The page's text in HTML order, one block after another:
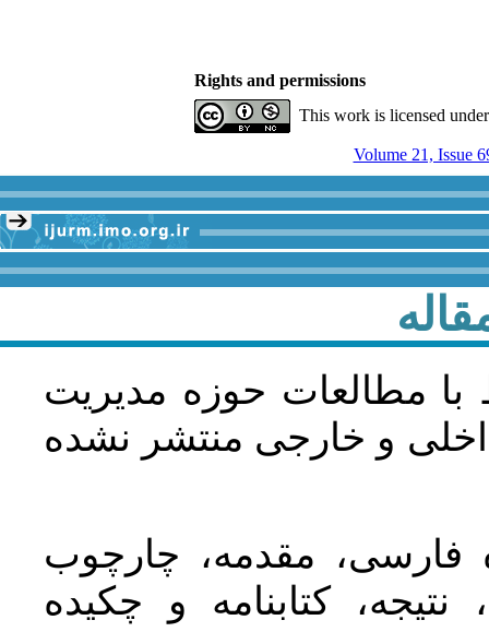
Rights and permissions
This work is licensed
Volume 21, Issue
با مطالعات حوزه مديريت
و خارجی منتشر نشده
فارسی، مقدمه، چارچوب
کتابنامه و چکیده